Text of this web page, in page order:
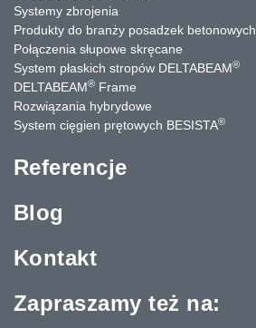
Systemy zbrojenia
Produkty do branży posadzek betonowych
Połączenia słupowe skręcane
System płaskich stropów DELTABEAM®
DELTABEAM® Frame
Rozwiązania hybrydowe
System cięgien prętowych BESISTA®
Referencje
Blog
Kontakt
Zapraszamy też na: